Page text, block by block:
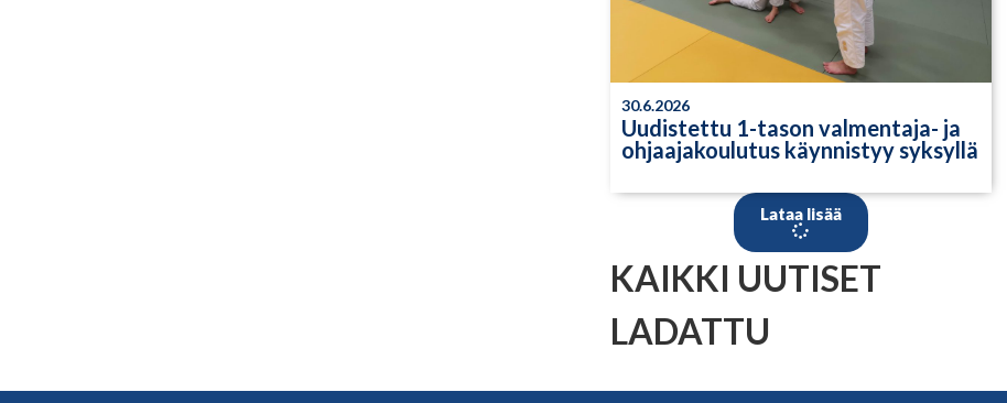
30.6.2026
Uudistettu 1-tason valmentaja- ja
ohjaajakoulutus käynnistyy syksyllä
Lataa lisää
KAIKKI UUTISET
LADATTU